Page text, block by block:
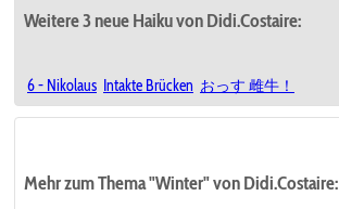
Weitere 3 neue Haiku von Didi.Costaire:
6 - Nikolaus Intakte Brücken おっす 雌牛！
Mehr zum Thema "Winter" von Didi.Costaire: